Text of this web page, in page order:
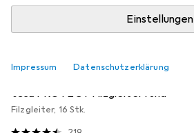
Einstellungen
Impressum Datenschutzerklärung
Möbelgleiter + Schutzpuffer
tesa PROTECT Filzgleiter rund
Filzgleiter, 16 Stk.